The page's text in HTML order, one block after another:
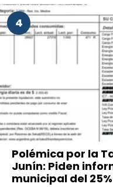
4
Polémica por la
Junín: Piden
municipal del